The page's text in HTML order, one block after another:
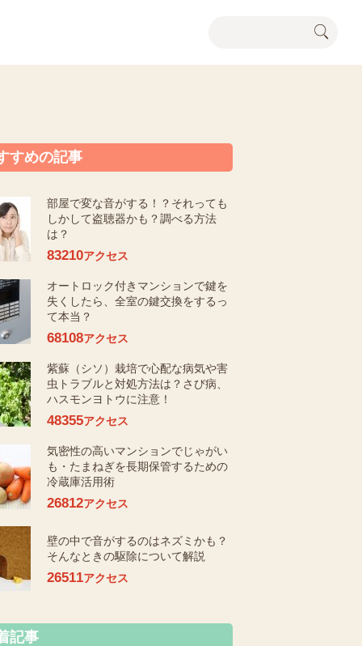
すめの記事
部屋で変な音がする！？それっても
しかして盗聴器かも？調べる方法
は？
83210アクセス
オートロック付きマンションで鍵を
失くしたら、全室の鍵交換をするっ
て本当？
68108アクセス
紫蘇（シソ）栽培で心配な病気や害
虫トラブルと対処方法は？さび病、
ハスモンヨトウに注意！
48355アクセス
気密性の高いマンションでじゃがい
も・たまねぎを長期保管するための
冷蔵庫活用術
26812アクセス
壁の中で音がするのはネズミかも？
そんなときの駆除について解説
26511アクセス
記事